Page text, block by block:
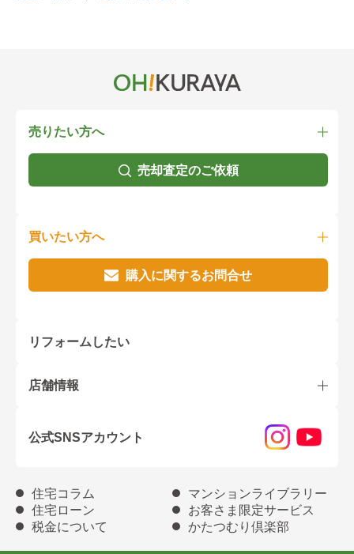
売りたい方へ
売却査定のご依頼
買いたい方へ
購入に関するお問合せ
リフォームしたい
店舗情報
公式SNSアカウント
住宅コラム
マンションライブラリー
住宅ローン
お客さま限定サービス
税金について
かたつむり倶楽部